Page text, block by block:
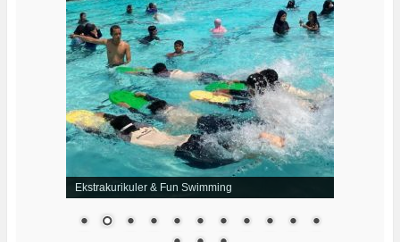
Ekstrakurikuler & Fun Swimming